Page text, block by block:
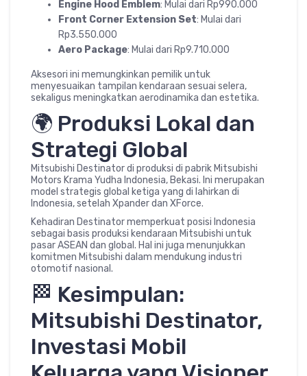
Engine Hood Emblem: Mulai dari Rp990.000
Front Corner Extension Set: Mulai dari
Rp3.550.000
Aero Package: Mulai dari Rp9.710.000
Aksesori ini memungkinkan pemilik untuk
menyesuaikan tampilan kendaraan sesuai selera,
sekaligus meningkatkan aerodinamika dan estetika.
🌍 Produksi Lokal dan
Strategi Global
Mitsubishi Destinator di produksi di pabrik Mitsubishi
Motors Krama Yudha Indonesia, Bekasi. Ini merupakan
model strategis global ketiga yang di lahirkan di
Indonesia, setelah Xpander dan XForce.
Kehadiran Destinator memperkuat posisi Indonesia
sebagai basis produksi kendaraan Mitsubishi untuk
pasar ASEAN dan global. Hal ini juga menunjukkan
komitmen Mitsubishi dalam mendukung industri
otomotif nasional.
🏁 Kesimpulan:
Mitsubishi Destinator,
Investasi Mobil